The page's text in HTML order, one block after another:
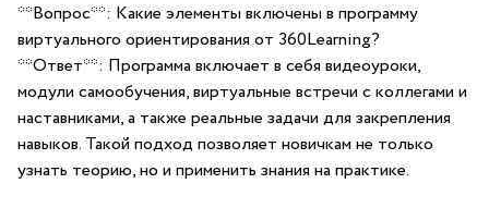
**Вопрос**: Какие элементы включены в программу
виртуального ориентирования от 360Learning?
**Ответ**: Программа включает в себя видеоуроки,
модули самообучения, виртуальные встречи с коллегами и
наставниками, а также реальные задачи для закрепления
навыков. Такой подход⁤ позволяет новичкам не⁢ только
узнать теорию,⁢ но и применить знания на практике.